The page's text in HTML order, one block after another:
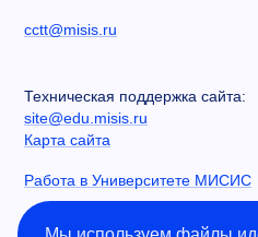
cctt@misis.ru
Техническая поддержка сайта:
site@edu.misis.ru
Карта сайта
Работа в Университете МИСИС